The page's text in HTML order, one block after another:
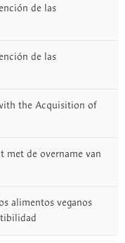
de las
de las
the Acquisition of
de overname van
alimentos veganos